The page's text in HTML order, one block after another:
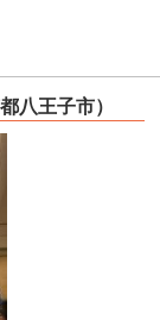
八王子市）